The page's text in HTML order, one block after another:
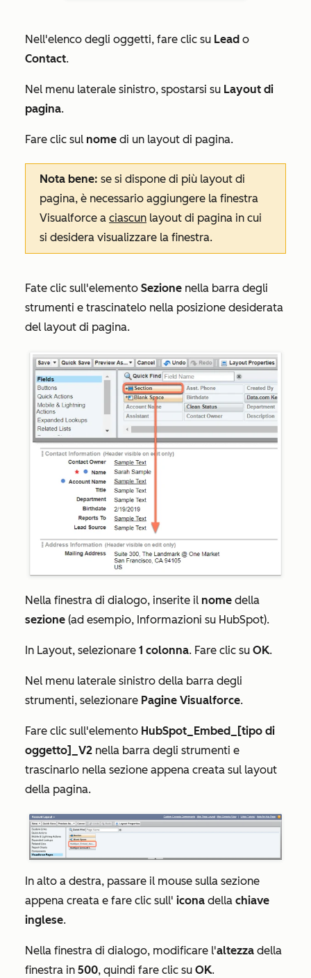
Nell'elenco degli oggetti, fare clic su Lead o
Contact.
Nel menu laterale sinistro, spostarsi su Layout di
pagina.
Fare clic sul nome di un layout di pagina.
Nota bene: se si dispone di più layout di
pagina, è necessario aggiungere la finestra
Visualforce a ciascun layout di pagina in cui
si desidera visualizzare la finestra.
Fate clic sull'elemento Sezione nella barra degli
strumenti e trascinatelo nella posizione desiderata
del layout di pagina.
Nella finestra di dialogo, inserite il nome della
sezione (ad esempio, Informazioni su HubSpot).
In Layout, selezionare 1 colonna. Fare clic su OK.
Nel menu laterale sinistro della barra degli
strumenti, selezionare Pagine Visualforce.
Fare clic sull'elemento HubSpot_Embed_[tipo di
oggetto]_V2 nella barra degli strumenti e
trascinarlo nella sezione appena creata sul layout
della pagina.
In alto a destra, passare il mouse sulla sezione
appena creata e fare clic sull' icona della chiave
inglese.
Nella finestra di dialogo, modificare l'altezza della
finestra in 500, quindi fare clic su OK.